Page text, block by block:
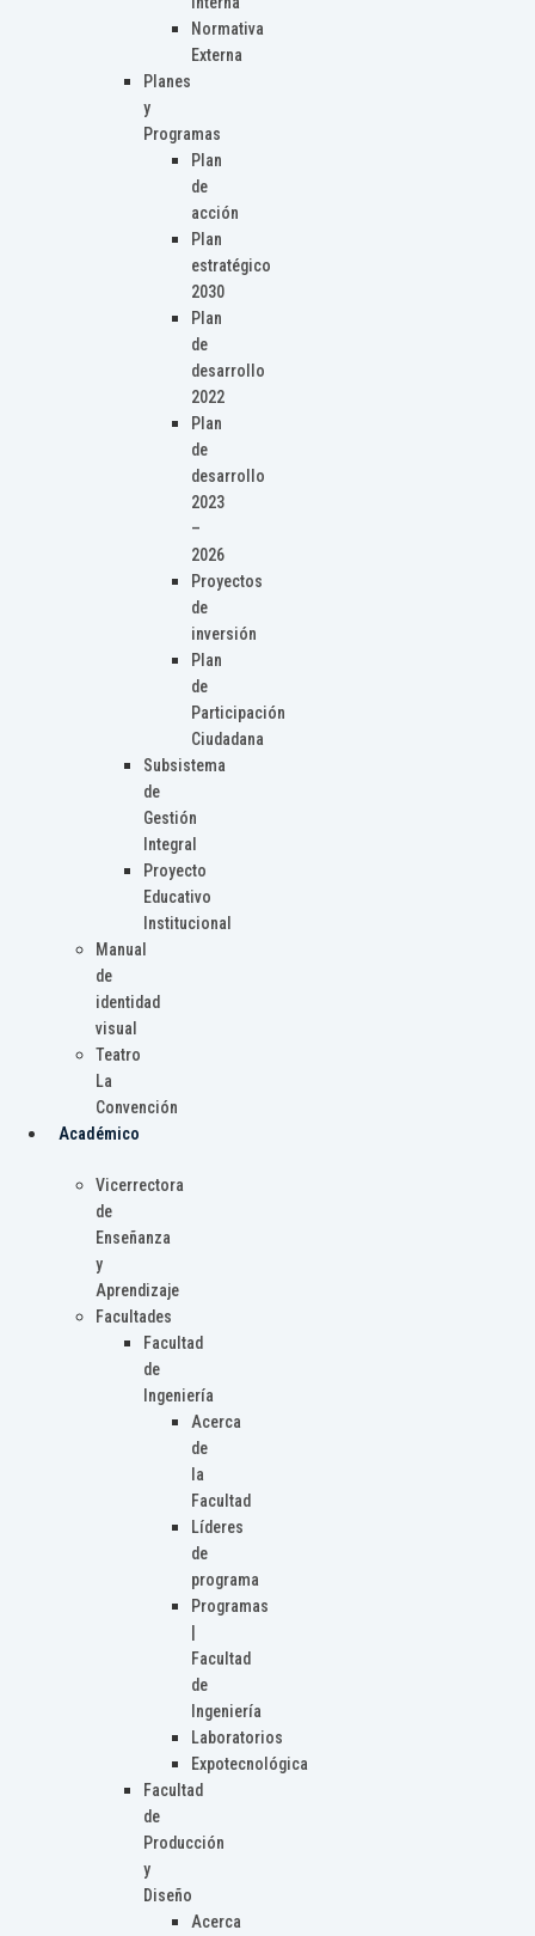
Normativa
Externa
Planes
y
Programas
Plan
de
acción
Plan
estratégico
2030
Plan
de
desarrollo
2022
Plan
de
desarrollo
2023
–
2026
Proyectos
de
inversión
Plan
de
Participación
Ciudadana
Subsistema
de
Gestión
Integral
Proyecto
Educativo
Institucional
Manual
de
identidad
visual
Teatro
La
Convención
Académico
Vicerrectora
de
Enseñanza
y
Aprendizaje
Facultades
Facultad
de
Ingeniería
Acerca
de
la
Facultad
Líderes
de
programa
Programas
Facultad
de
Ingeniería
Laboratorios
Expotecnológica
Facultad
de
Producción
y
Diseño
Acerca